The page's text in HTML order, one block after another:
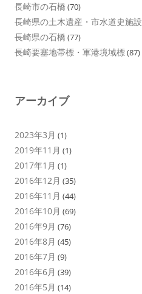
長崎市の石橋 (70)
長崎県の土木遺産・市水道史施設
長崎県の石橋 (77)
長崎要塞地帯標・軍港境域標(87)
アーカイブ
2023年3月 (1)
2019年11月 (1)
2017年1月 (1)
2016年12月 (35)
2016年11月 (44)
2016年10月 (69)
2016年9月 (76)
2016年8月 (45)
2016年7月 (9)
2016年6月 (39)
2016年5月 (14)